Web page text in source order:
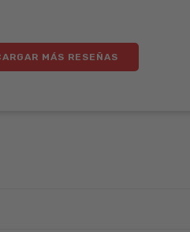
MÁS RESEÑAS